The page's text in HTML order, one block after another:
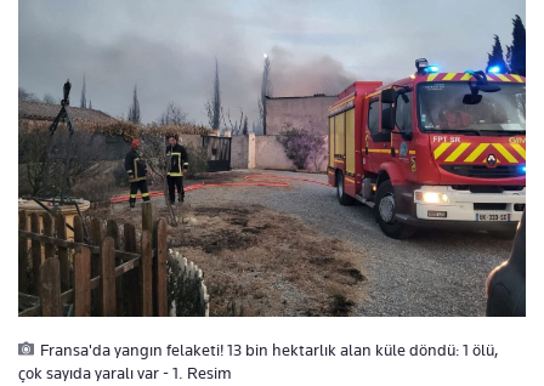
Fransa'da yangın felaketi! 13 bin hektarlık alan küle döndü: 1 ölü,
çok sayıda yaralı var - 1. Resim